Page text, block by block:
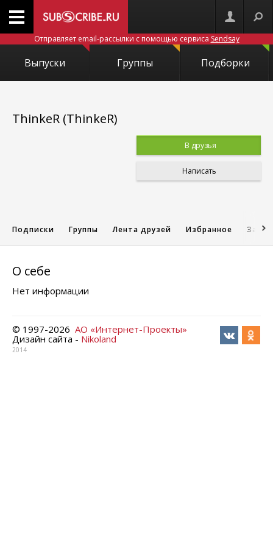
Отправляет email-рассылки с помощью сервиса Sendsay
Выпуски Группы Подборки
ThinkeR (ThinkeR)
В друзья
Написать
Подписки Группы Лента друзей Избранное
О себе
Нет информации
© 1997-2026 АО «Интернет-Проекты»
Дизайн сайта - Nikoland
2014